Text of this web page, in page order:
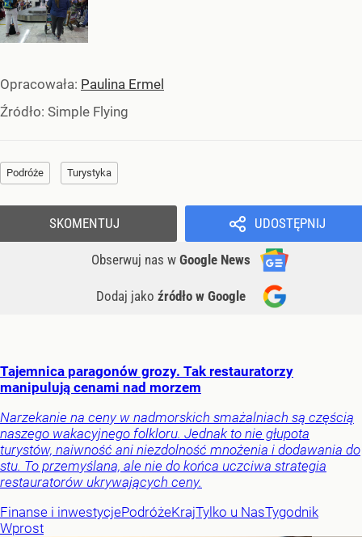
Opracowała: Paulina Ermel
Źródło: Simple Flying
Podróże Turystyka
UDOSTĘPNIJ
Obserwuj nas w Google News
Dodaj jako źródło w Google
SKOMENTUJ
Tajemnica paragonów grozy. Tak restauratorzy
manipulują cenami nad morzem
Narzekanie na ceny w nadmorskich smażalniach są częścią
naszego wakacyjnego folkloru. Jednak to nie głupota
turystów, naiwność ani niezdolność mnożenia i dodawania do
stu. To przemyślana, ale nie do końca uczciwa strategia
restauratorów ukrywających ceny.
Finanse i inwestycjePodróżeKrajTylko u NasTygodnik
Wprost